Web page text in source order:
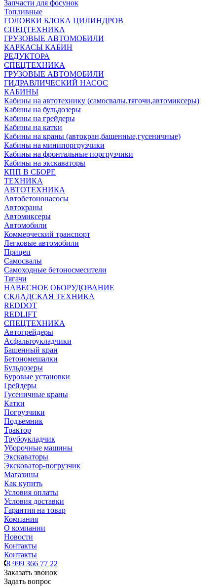
Запчасти для фосунок
Топливные
ГОЛОВКИ БЛОКА ЦИЛИНДРОВ
СПЕЦТЕХНИКА
ГРУЗОВЫЕ АВТОМОБИЛИ
КАРКАСЫ КАБИН
РЕДУКТОРА
СПЕЦТЕХНИКА
ГРУЗОВЫЕ АВТОМОБИЛИ
ГИДРАВЛИЧЕСКИЙ НАСОС
КАБИНЫ
Кабины на автотехнику (самосвалы,тягочи,автомиксеры)
Кабины на бульдозеры
Кабины на грейдеры
Кабины на катки
Кабины на краны (автокран,башенные,гусеничные)
Кабины на минипоргрузчики
Кабины на фронтальные поргрузчики
Кабины на экскаваторы
КПП В СБОРЕ
ТЕХНИКА
АВТОТЕХНИКА
Автобетононасосы
Автокраны
Автомиксеры
Автомобили
Коммерческий транспорт
Легковые автомобили
Прицеп
Самосвалы
Самоходные бетоносмесители
Тягачи
НАВЕСНОЕ ОБОРУДОВАНИЕ
СКЛАДСКАЯ ТЕХНИКА
REDDOT
REDLIFT
СПЕЦТЕХНИКА
Автогрейдеры
Асфальтоукладчики
Башенный кран
Бетономешалки
Бульдозеры
Буровые установки
Грейдеры
Гусеничные краны
Катки
Погрузчики
Подъемник
Трактор
Трубоукладчик
Уборочные машины
Экскаваторы
Эксковатор-погрузчик
Магазины
Как купить
Условия оплаты
Условия доставки
Гарантия на товар
Компания
О компании
Новости
Контакты
Контакты
8 999 366 77 22
Заказать звонок
Задать вопрос